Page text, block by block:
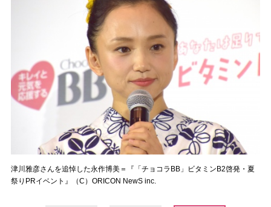
津川雅彦さんを追悼した永作博美＝『「チョコラBB」ビタミンB2啓発・夏
祭りPRイベント』（C）ORICON NewS inc.